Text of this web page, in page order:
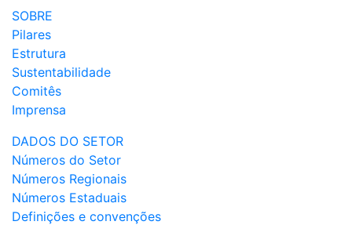
SOBRE
Pilares
Estrutura
Sustentabilidade
Comitês
Imprensa
DADOS DO SETOR
Números do Setor
Números Regionais
Números Estaduais
Definições e convenções